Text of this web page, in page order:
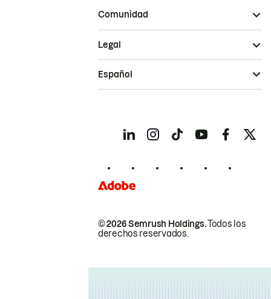
Comunidad
© 2026 Semrush Holdings.Todos los
derechos reservados.
Legal
Español